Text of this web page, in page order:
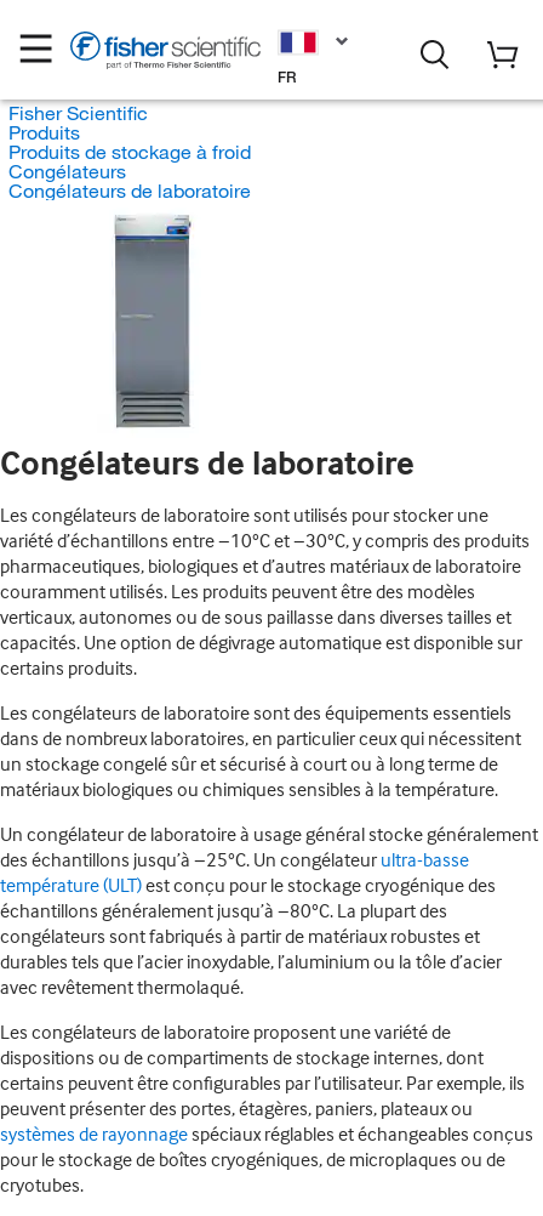
FR
Fisher Scientific
Produits
Produits de stockage à froid
Congélateurs
Congélateurs de laboratoire
Congélateurs de laboratoire
Les congélateurs de laboratoire sont utilisés pour stocker une
variété d’échantillons entre −10°C et −30°C, y compris des produits
pharmaceutiques, biologiques et d’autres matériaux de laboratoire
couramment utilisés. Les produits peuvent être des modèles
verticaux, autonomes ou de sous paillasse dans diverses tailles et
capacités. Une option de dégivrage automatique est disponible sur
certains produits.
Les congélateurs de laboratoire sont des équipements essentiels
dans de nombreux laboratoires, en particulier ceux qui nécessitent
un stockage congelé sûr et sécurisé à court ou à long terme de
matériaux biologiques ou chimiques sensibles à la température.
Un congélateur de laboratoire à usage général stocke généralement
des échantillons jusqu’à −25°C. Un congélateur ultra-basse
température (ULT)est conçu pour le stockage cryogénique des
échantillons généralement jusqu’à −80°C. La plupart des
congélateurs sont fabriqués à partir de matériaux robustes et
durables tels que l’acier inoxydable, l’aluminium ou la tôle d’acier
avec revêtement thermolaqué.
Les congélateurs de laboratoire proposent une variété de
dispositions ou de compartiments de stockage internes, dont
certains peuvent être configurables par l’utilisateur. Par exemple, ils
peuvent présenter des portes, étagères, paniers, plateaux ou
systèmes de rayonnagespéciaux réglables et échangeables conçus
pour le stockage de boîtes cryogéniques, de microplaques ou de
cryotubes.